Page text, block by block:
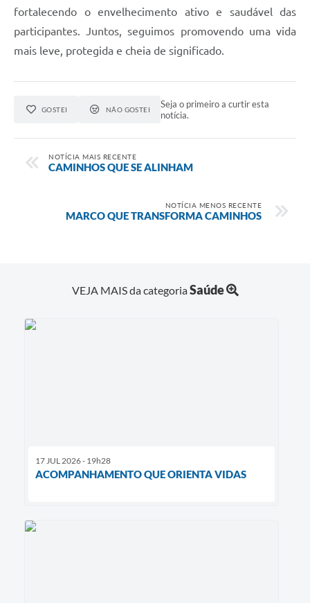
fortalecendo o envelhecimento ativo e saudável das
participantes. Juntos, seguimos promovendo uma vida
mais leve, protegida e cheia de significado.
GOSTEI NÃO GOSTEI
Seja o primeiro a curtir esta
notícia.
NOTÍCIA MAIS RECENTE
CAMINHOS QUE SE ALINHAM
NOTÍCIA MENOS RECENTE
MARCO QUE TRANSFORMA CAMINHOS
VEJA MAIS da categoriaSaúde
17 JUL 2026 - 19h28
ACOMPANHAMENTO QUE ORIENTA VIDAS